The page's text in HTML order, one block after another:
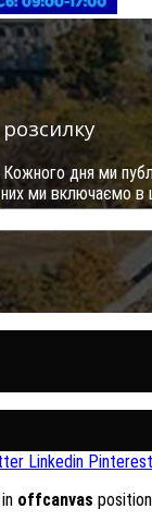
дня ми
них ми включаємо
Linkedin Pinterest
offcanvas